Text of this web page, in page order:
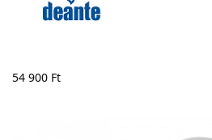
54 900 Ft